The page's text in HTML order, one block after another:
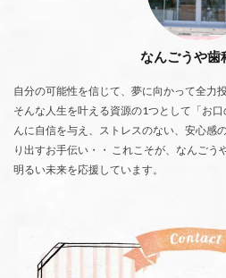
なんごうや歯
自分の可能性を信じて、夢に向かって全力
そんな人生を叶える資源の1つとして「お
んに自信を与え、ストレスのない、安心感
り出すお手伝い・・ これこそが、なんごう
明るい未来を応援しています。